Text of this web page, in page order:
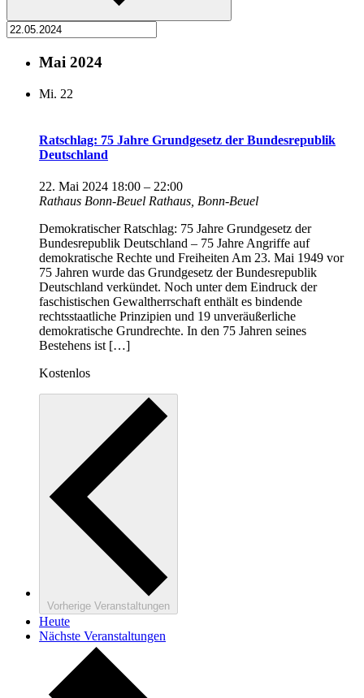
Mai 2024
Mi. 22
Ratschlag: 75 Jahre Grundgesetz der Bundesrepublik
Deutschland
22. Mai 2024 18:00 – 22:00
Rathaus Bonn-Beuel Rathaus, Bonn-Beuel
Demokratischer Ratschlag: 75 Jahre Grundgesetz der
Bundesrepublik Deutschland – 75 Jahre Angriffe auf
demokratische Rechte und Freiheiten Am 23. Mai 1949 vor
75 Jahren wurde das Grundgesetz der Bundesrepublik
Deutschland verkündet. Noch unter dem Eindruck der
faschistischen Gewaltherrschaft enthält es bindende
rechtsstaatliche Prinzipien und 19 unveräußerliche
demokratische Grundrechte. In den 75 Jahren seines
Bestehens ist […]
Kostenlos
Vorherige Veranstaltungen
Heute
Nächste Veranstaltungen